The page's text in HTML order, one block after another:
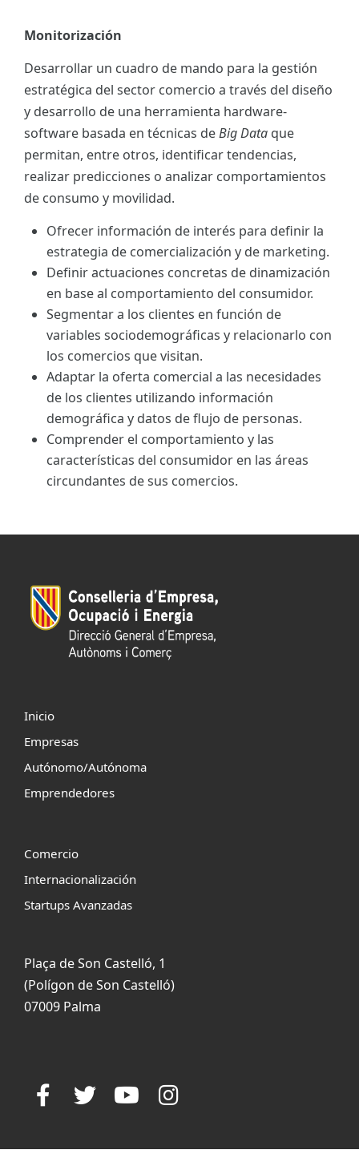
Monitorización
Desarrollar un cuadro de mando para la gestión
estratégica del sector comercio a través del diseño
y desarrollo de una herramienta hardware-
software basada en técnicas deBig Data que
permitan, entre otros, identificar tendencias,
realizar predicciones o analizar comportamientos
de consumo y movilidad.
Ofrecer información de interés para definir la
estrategia de comercialización y de marketing.
Definir actuaciones concretas de dinamización
en base al comportamiento del consumidor.
Segmentar a los clientes en función de
variables sociodemográficas y relacionarlo con
los comercios que visitan.
Adaptar la oferta comercial a las necesidades
de los clientes utilizando información
demográfica y datos de flujo de personas.
Comprender el comportamiento y las
características del consumidor en las áreas
circundantes de sus comercios.
Inicio
Empresas
Autónomo/Autónoma
Emprendedores
Comercio
Internacionalización
Startups Avanzadas
Plaça de Son Castelló, 1
(Polígon de Son Castelló)
07009 Palma